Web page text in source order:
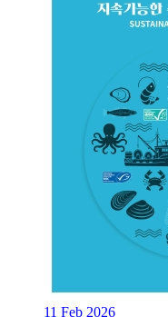
11 Feb 2026